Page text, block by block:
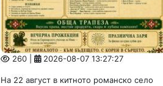
260 | 2026-08-07 13:27:27
На 22 август в китното романско село